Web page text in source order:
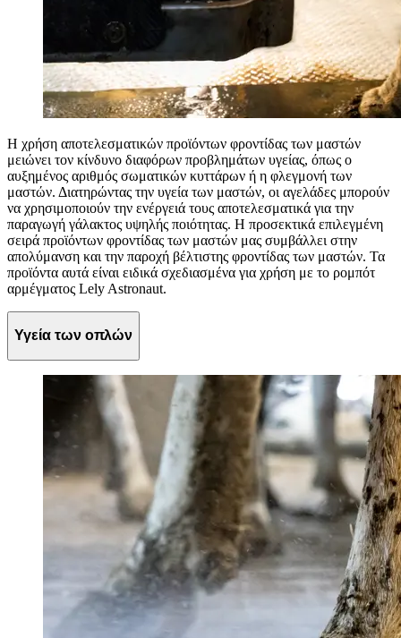
Η χρήση αποτελεσματικών προϊόντων φροντίδας των μαστών
μειώνει τον κίνδυνο διαφόρων προβλημάτων υγείας, όπως ο
αυξημένος αριθμός σωματικών κυττάρων ή η φλεγμονή των
μαστών. Διατηρώντας την υγεία των μαστών, οι αγελάδες μπορούν
να χρησιμοποιούν την ενέργειά τους αποτελεσματικά για την
παραγωγή γάλακτος υψηλής ποιότητας. Η προσεκτικά επιλεγμένη
σειρά προϊόντων φροντίδας των μαστών μας συμβάλλει στην
απολύμανση και την παροχή βέλτιστης φροντίδας των μαστών. Τα
προϊόντα αυτά είναι ειδικά σχεδιασμένα για χρήση με το ρομπότ
αρμέγματος Lely Astronaut.
Υγεία των οπλών